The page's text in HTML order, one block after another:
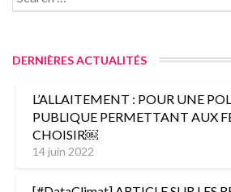
for:
DERNIÈRES ACTUALITÉS
L’ALLAITEMENT : POUR UNE
PUBLIQUE PERMETTANT AUX
CHOISIR￼
14 juin 2022